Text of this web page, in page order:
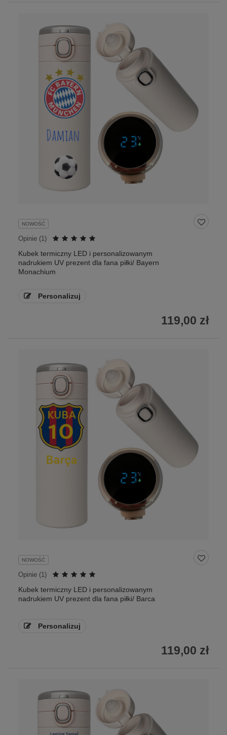
NOWOŚĆ
Opinie (1)
Kubek termiczny LED i personalizowanym
nadrukiem UV prezent dla fana piłki/ Bayern
Monachium
Personalizuj
119,00 zł
NOWOŚĆ
Opinie (1)
Kubek termiczny LED i personalizowanym
nadrukiem UV prezent dla fana piłki/ Barca
Personalizuj
119,00 zł